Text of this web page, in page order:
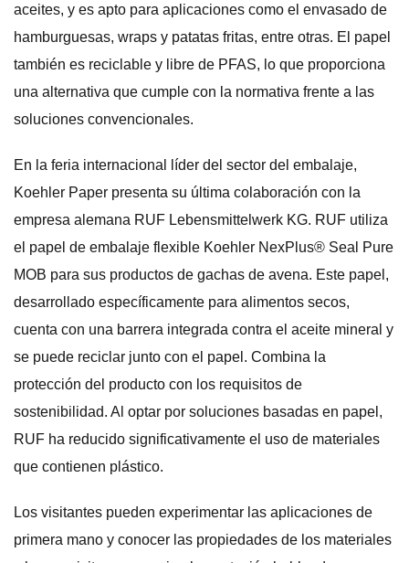
aceites, y es apto para aplicaciones como el envasado de
hamburguesas, wraps y patatas fritas, entre otras. El papel
también es reciclable y libre de PFAS, lo que proporciona
una alternativa que cumple con la normativa frente a las
soluciones convencionales.
En la feria internacional líder del sector del embalaje,
Koehler Paper presenta su última colaboración con la
empresa alemana RUF Lebensmittelwerk KG. RUF utiliza
el papel de embalaje flexible Koehler NexPlus® Seal Pure
MOB para sus productos de gachas de avena. Este papel,
desarrollado específicamente para alimentos secos,
cuenta con una barrera integrada contra el aceite mineral y
se puede reciclar junto con el papel. Combina la
protección del producto con los requisitos de
sostenibilidad. Al optar por soluciones basadas en papel,
RUF ha reducido significativamente el uso de materiales
que contienen plástico.
Los visitantes pueden experimentar las aplicaciones de
primera mano y conocer las propiedades de los materiales